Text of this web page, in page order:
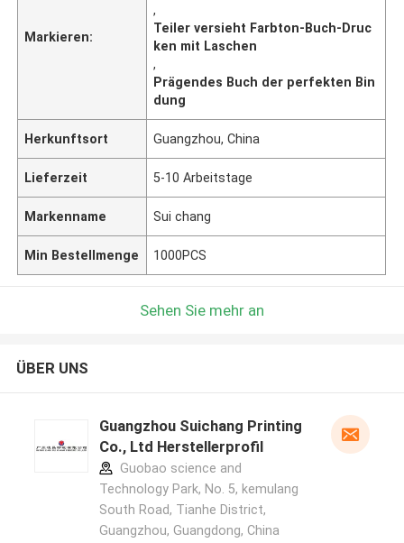
Markieren:
,
Teiler versieht Farbton-Buch-Druc
ken mit Laschen
,
Prägendes Buch der perfekten Bin
dung
Herkunftsort Guangzhou, China
Lieferzeit 5-10 Arbeitstage
Markenname Sui chang
Min Bestellmenge 1000PCS
Sehen Sie mehr an
ÜBER UNS
Guangzhou Suichang Printing
Co., Ltd Herstellerprofil
Guobao science and
Technology Park, No. 5, kemulang
South Road, Tianhe District,
Guangzhou, Guangdong, China